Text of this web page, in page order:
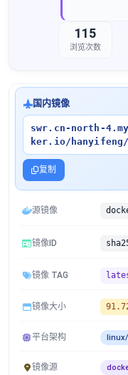
115
浏览次数
国内镜像
swr.cn-north-
ker.io/
复制
源镜像
镜像ID
镜像 TAG
镜像大小
平台架构
镜像源